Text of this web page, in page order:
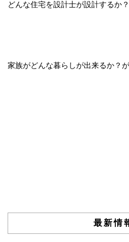
どんな住宅を設計士が設計するか
家族がどんな暮らしが出来るか？
最新情